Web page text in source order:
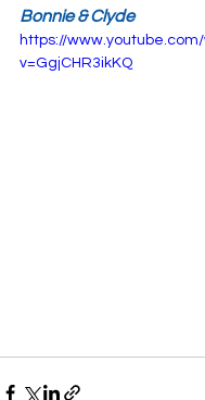
Bonnie & Clyde
https://
v=GgjCHR3ikKQ